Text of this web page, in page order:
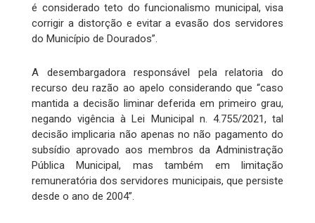
é considerado teto do funcionalismo municipal, visa
corrigir a distorção e evitar a evasão dos servidores
do Município de Dourados”.
A desembargadora responsável pela relatoria do
recurso deu razão ao apelo considerando que “caso
mantida a decisão liminar deferida em primeiro grau,
negando vigência à Lei Municipal n. 4.755/2021, tal
decisão implicaria não apenas no não pagamento do
subsídio aprovado aos membros da Administração
Pública Municipal, mas também em limitação
remuneratória dos servidores municipais, que persiste
desde o ano de 2004”.